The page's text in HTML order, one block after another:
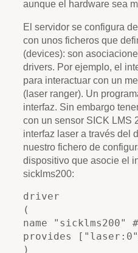
aunque el hardware sea
El servidor se configura
con unos ficheros que
(devices): son
drivers. Por ejemplo, el
para interactuar con un
(laser ranger). Un
interfaz. Sin embargo
con un sensor SICK LMS
interfaz laser a través del
nuestro fichero de
dispositivo que asocie el
sicklms200:
driver
(
name
"sicklms200"
provides [ "laser:0"
)